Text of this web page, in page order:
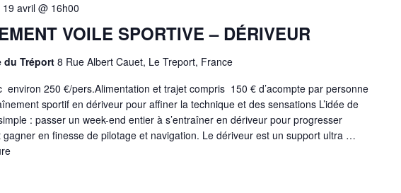
VOILE SPORTIVE – DÉRIVEUR
19 avril @ 16h00
du Tréport 8 Rue Albert Cauet, Le Treport, France
250 €/pers.Alimentation et trajet compris 150 € d’acompte par personne
sportif en dériveur pour affiner la technique et des sensations L’idée de
: passer un week-end entier à s’entraîner en dériveur pour progresser
gagner en finesse de pilotage et navigation. Le dériveur est un support ultra …